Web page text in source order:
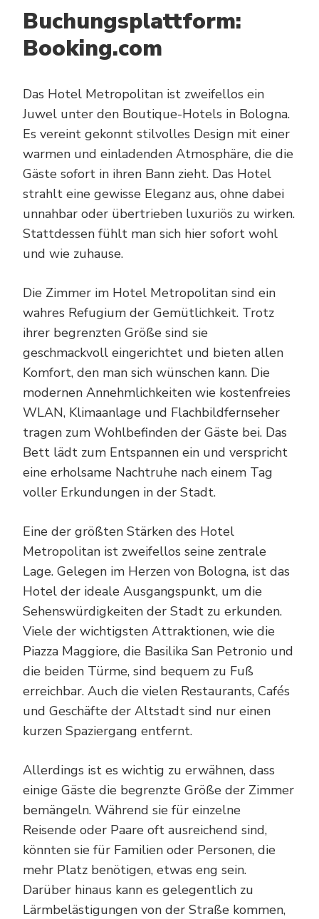
Buchungsplattform:
Booking.com
Das Hotel Metropolitan ist zweifellos ein
Juwel unter den Boutique-Hotels in Bologna.
Es vereint gekonnt stilvolles Design mit einer
warmen und einladenden Atmosphäre, die die
Gäste sofort in ihren Bann zieht. Das Hotel
strahlt eine gewisse Eleganz aus, ohne dabei
unnahbar oder übertrieben luxuriös zu wirken.
Stattdessen fühlt man sich hier sofort wohl
und wie zuhause.
Die Zimmer im Hotel Metropolitan sind ein
wahres Refugium der Gemütlichkeit. Trotz
ihrer begrenzten Größe sind sie
geschmackvoll eingerichtet und bieten allen
Komfort, den man sich wünschen kann. Die
modernen Annehmlichkeiten wie kostenfreies
WLAN, Klimaanlage und Flachbildfernseher
tragen zum Wohlbefinden der Gäste bei. Das
Bett lädt zum Entspannen ein und verspricht
eine erholsame Nachtruhe nach einem Tag
voller Erkundungen in der Stadt.
Eine der größten Stärken des Hotel
Metropolitan ist zweifellos seine zentrale
Lage. Gelegen im Herzen von Bologna, ist das
Hotel der ideale Ausgangspunkt, um die
Sehenswürdigkeiten der Stadt zu erkunden.
Viele der wichtigsten Attraktionen, wie die
Piazza Maggiore, die Basilika San Petronio und
die beiden Türme, sind bequem zu Fuß
erreichbar. Auch die vielen Restaurants, Cafés
und Geschäfte der Altstadt sind nur einen
kurzen Spaziergang entfernt.
Allerdings ist es wichtig zu erwähnen, dass
einige Gäste die begrenzte Größe der Zimmer
bemängeln. Während sie für einzelne
Reisende oder Paare oft ausreichend sind,
könnten sie für Familien oder Personen, die
mehr Platz benötigen, etwas eng sein.
Darüber hinaus kann es gelegentlich zu
Lärmbelästigungen von der Straße kommen,